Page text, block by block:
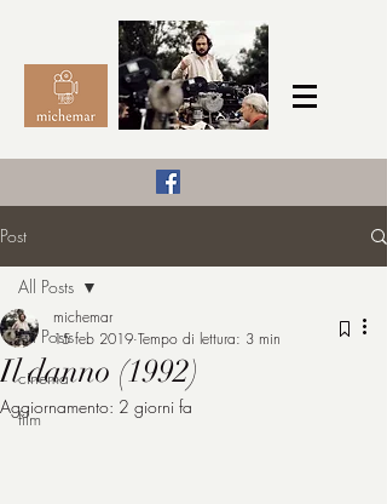
michemar
Post
All Posts
cinema
film
All Posts
Il danno (1992)
michemar
15 feb 2019 Tempo di lettura: 3 min
Aggiornamento: 2 giorni fa